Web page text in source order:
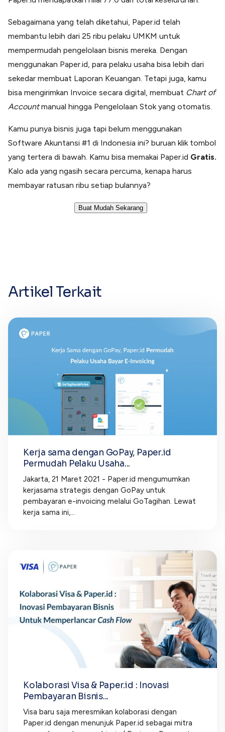
Sebagaimana yang telah diketahui, Paper.id telah
membantu lebih dari 25 ribu pelaku UMKM untuk
mempermudah pengelolaan bisnis mereka. Dengan
menggunakan Paper.id, para pelaku usaha bisa lebih dari
sekedar membuat Laporan Keuangan. Tetapi juga, kamu
bisa mengirimkan Invoice secara digital, membuat Chart of
Accountmanual hingga Pengelolaan Stok yang otomatis.
Kamu punya bisnis juga tapi belum menggunakan
Software Akuntansi #1 di Indonesia ini? buruan klik tombol
yang tertera di bawah. Kamu bisa memakai Paper.id Gratis.
Kalo ada yang ngasih secara percuma, kenapa harus
membayar ratusan ribu setiap bulannya?
Buat Mudah Sekarang
Artikel Terkait
Kerja sama dengan GoPay, Paper.id
Permudah Pelaku Usaha...
Jakarta, 21 Maret 2021 - Paper.id mengumumkan
kerjasama strategis dengan GoPay untuk
pembayaran e-invoicing melalui GoTagihan. Lewat
kerja sama ini,...
Kolaborasi Visa & Paper.id : Inovasi
Pembayaran Bisnis...
Visa baru saja meresmikan kolaborasi dengan
Paper.id dengan menunjuk Paper.id sebagai mitra